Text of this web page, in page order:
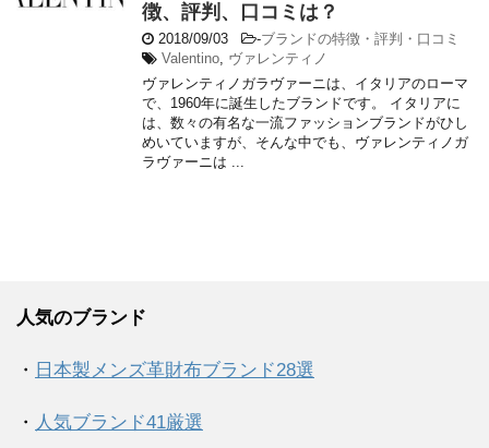
徴、評判、口コミは？
2018/09/03 -ブランドの特徴・評判・口コミ
Valentino, ヴァレンティノ
ヴァレンティノガラヴァーニは、イタリアのローマ
で、1960年に誕生したブランドです。 イタリアに
は、数々の有名な一流ファッションブランドがひし
めいていますが、そんな中でも、ヴァレンティノガ
ラヴァーニは ...
人気のブランド
・ 日本製メンズ革財布ブランド28選
・ 人気ブランド41厳選